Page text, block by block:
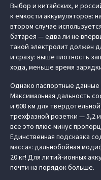
Выбор и китайских, и
к емкости аккумуляторов:
втором случае
батарея — едва ли не
такой электролит должен
и сразу: выше плотность
хода, меньше время
Однако паспортные данные
Максимальная дальность
и 608 км для
трехфазной розетки — 5,2 и
все это плюс-минус
Единственная подсказка
масса»: дальнобойная
20 кг! Для литий-ионных
почти на порядок больше.